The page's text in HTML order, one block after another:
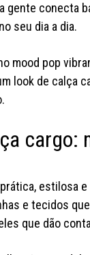
gente conecta
seu dia a dia.
mood pop
look de calça
cargo:
estilosa
e tecidos
que dão